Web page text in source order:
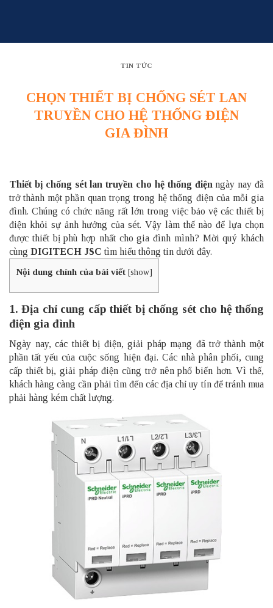
TIN TỨC
CHỌN THIẾT BỊ CHỐNG SÉT LAN
TRUYỀN CHO HỆ THỐNG ĐIỆN
GIA ĐÌNH
Thiết bị chống sét lan truyền cho hệ thống điện ngày nay đã
trở thành một phần quan trọng trong hệ thống điện của mỗi gia
đình. Chúng có chức năng rất lớn trong việc bảo vệ các thiết bị
điện khỏi sự ảnh hưởng của sét. Vậy làm thế nào để lựa chọn
được thiết bị phù hợp nhất cho gia đình mình? Mời quý khách
cùng DIGITECH JSC tìm hiểu thông tin dưới đây.
Nội dung chính của bài viết [show]
1. Địa chỉ cung cấp thiết bị chống sét cho hệ thống
điện gia đình
Ngày nay, các thiết bị điện, giải pháp mạng đã trở thành một
phần tất yếu của cuộc sống hiện đại. Các nhà phân phối, cung
cấp thiết bị, giải pháp điện cũng trở nên phổ biến hơn. Vì thế,
khách hàng càng cần phải tìm đến các địa chỉ uy tín để tránh mua
phải hàng kém chất lượng.